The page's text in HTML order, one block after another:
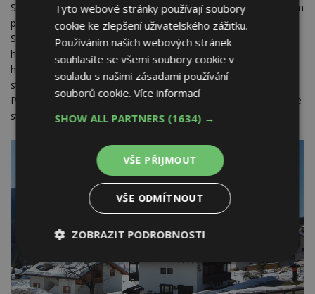
Střechy bývají obvykle jednoduše sedlové bez detailů, s velkým
přesahem chránícím fasádu a bezprostřední okolí domu.
Střechy mají spíše menší sklon, mají však pečlivě vyřešenou
hydroizolaci. Není výjimkou samotná krytina z povlakové
hydroizolace. Vzhledem k tomu, že obvykle na těchto
střechách není vidět zalednění, musí být výborně izolované.
Pečlivě se rovněž dbá na odstraňování přebytečného sněhu ze
střech.
Tyto webové stránky používají soubory
cookie ke zlepšení uživatelského zážitku.
Používáním našich webových stránek
souhlasíte se všemi soubory cookie v
souladu s našimi zásadami používání
souborů cookie.Více informací
SHOW ALL PARTNERS (1634) →
VŠE PŘIJMOUT
VŠE ODMÍTNOUT
ZOBRAZIT PODROBNOSTI
Nezbytně
nutné
soubory
Výkonové
soubory
Soubory
cílení